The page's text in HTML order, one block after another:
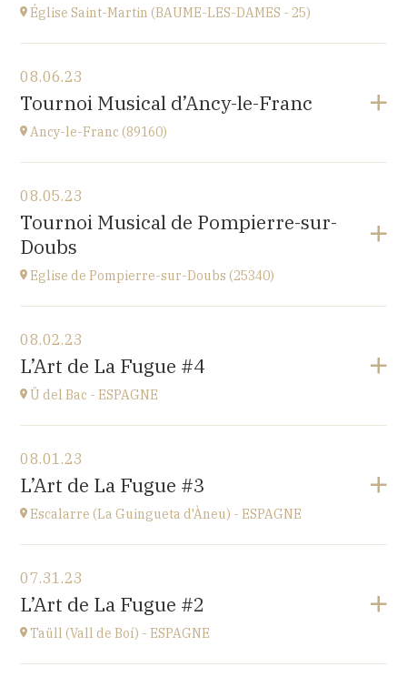
Go to site
Église Saint-Martin (BAUME-LES-DAMES - 25)
église Saint-Martin,
place St Martin, 25110 Baume-les-Dames
at20H00
08.06.23
Tournoi Musical d’Ancy-le-Franc
Ancy-le-Franc (89160)
Ancy-le-Franc (89160)
Le Château d’Ancy-le-Franc, 18 Place Clermont-
Tonnerre, 89160 Ancy-le-Franc
Go to site
08.05.23
Tournoi Musical de Pompierre-sur-
Doubs
Eglise de Pompierre-sur-Doubs (25340)
Eglise de Pompierre-sur-Doubs (25340)
3 chemin de l'église
at17H
08.02.23
L’Art de La Fugue #4
Ü del Bac - ESPAGNE
Ü del Bac - ESPAGNE
Vall del Bac
at21H00
08.01.23
L’Art de La Fugue #3
Escalarre (La Guingueta d'Àneu) - ESPAGNE
Escalarre (La Guingueta d'Àneu) - ESPAGNE
église
at21H00
07.31.23
L’Art de La Fugue #2
Taüll (Vall de Boí) - ESPAGNE